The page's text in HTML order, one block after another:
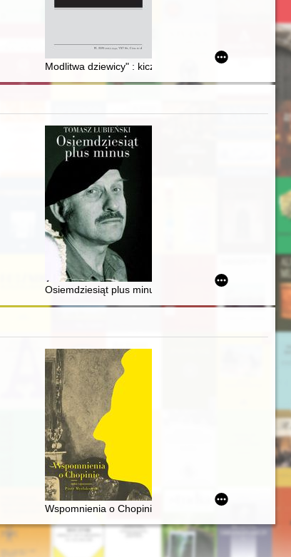
świadomości narodowej w Kronice polskiej
- ujęcie literaturoznawcze i kulturoznawcze. T. 1
Modlitwa dziewicy" : kicz i seksizm
hoards = Rozwój osadnictwa w rejonie Kalisza w XI i XII
na przykładzie komandorii w Swobnicy
of Pomeranian antiquities : exhibition guide
Osiemdziesiąt plus minus
artystyczna, 20-21 XI 2006. [T. 1]
kompozytora
Wspomnienia o Chopinie. Cz. 1